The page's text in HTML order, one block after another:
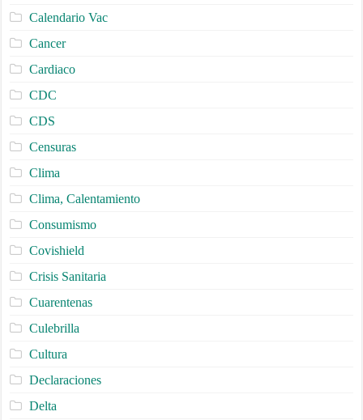
Calendario Vac
Cancer
Cardiaco
CDC
CDS
Censuras
Clima
Clima, Calentamiento
Consumismo
Covishield
Crisis Sanitaria
Cuarentenas
Culebrilla
Cultura
Declaraciones
Delta